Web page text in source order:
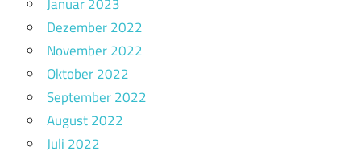
Dezember 2022
November 2022
Oktober 2022
September 2022
August 2022
Juli 2022